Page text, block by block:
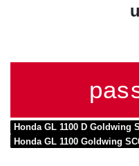
Honda GL 1100 D Goldwing
Honda GL 1100 Goldwing